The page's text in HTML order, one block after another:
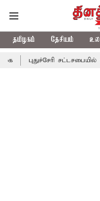
தமிழகம் தேசியம்
சட்டசபையில் வரும்